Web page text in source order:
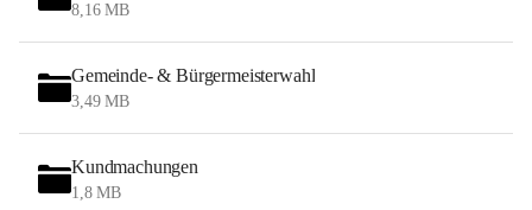
8,16 MB
Gemeinde- & Bürgermeisterwahl
3,49 MB
Kundmachungen
1,8 MB